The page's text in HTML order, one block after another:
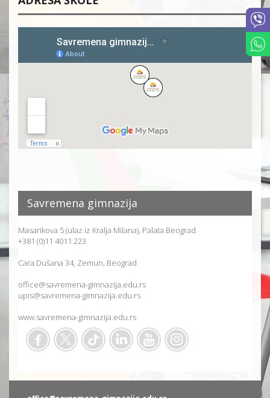
Savremena gimnazija
Masarikova 5 (ulaz iz Kralja Milana), Palata Beograd
+381 (0)11 4011 223
Cara Dušana 34, Zemun, Beograd
office@savremena-gimnazija.edu.rs
upis@savremena-gimnazija.edu.rs
www.savremena-gimnazija.edu.rs